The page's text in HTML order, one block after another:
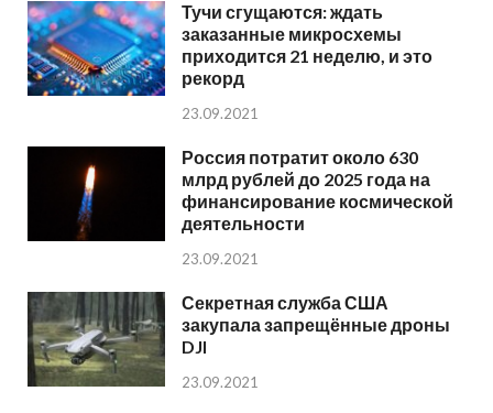
Тучи сгущаются: ждать
заказанные микросхемы
приходится 21 неделю, и это
рекорд
23.09.2021
Россия потратит около 630
млрд рублей до 2025 года на
финансирование космической
деятельности
23.09.2021
Секретная служба США
закупала запрещённые дроны
DJI
23.09.2021